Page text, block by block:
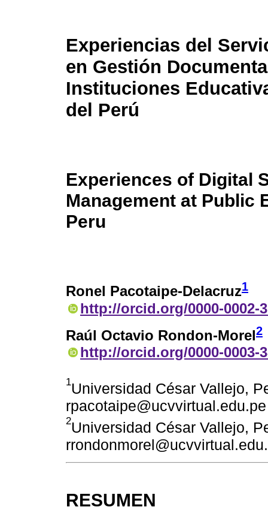
Experiencias del
en Gestión
Instituciones
del Perú
Experiences of Digital
Management at Public
Peru
Ronel Pacotaipe-Delacruz1
http://orcid.org/0000-0002-
Raúl Octavio Rondon-Morel2
http://orcid.org/0000-0003-
1Universidad César Vallejo,
rpacotaipe@ucvvirtual.edu.pe
2Universidad César Vallejo,
RESUMEN